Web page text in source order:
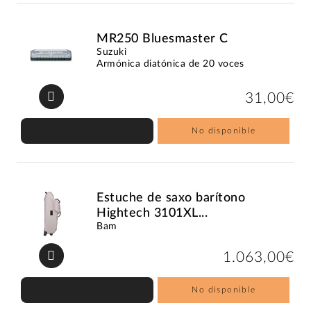
MR250 Bluesmaster C
Suzuki
Armónica diatónica de 20 voces
31,00€
No disponible
Estuche de saxo barítono
Hightech 3101XL...
Bam
1.063,00€
No disponible